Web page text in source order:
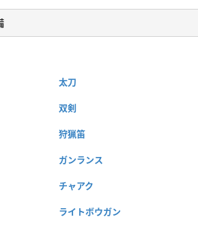
太刀
双剣
狩猟笛
ガンランス
チャアク
ライトボウガン